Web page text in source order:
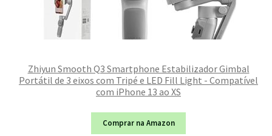
Zhiyun Smooth Q3 Smartphone Estabilizador Gimbal
Portátil de 3 eixos com Tripé e LED Fill Light - Compatível
com iPhone 13 ao XS
Comprar na Amazon